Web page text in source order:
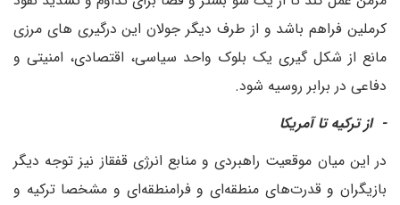
کرملین فراهم باشد و از طرف دیگر جولان این درگیری های مرزی
مانع از شکل گیری یک بلوک واحد سیاسی، اقتصادی، امنیتی و
دفاعی در برابر روسیه شود.
- از ترکیه تا آمریکا
در این میان موقعیت راهبردی و منابع انرژی قفقاز نیز توجه دیگر
بازیگران و قدرت‌های منطقه‌ای و فرامنطقه‌ای و مشخصا ترکیه و